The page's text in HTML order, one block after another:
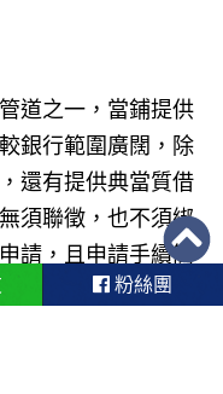
道之一，當鋪提供
銀行範圍廣闊，除
還有提供典當質借
須聯徵，也不須綁
請，且申請手續簡
留車服務，另外若
粉絲團